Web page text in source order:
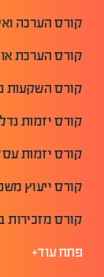
קורס הערכה
קורס הערכת
קורס השקעות
קורס יזמות
קורס יזמות
קורס ייעוץ
קורס מזכירות
פתח עוד+